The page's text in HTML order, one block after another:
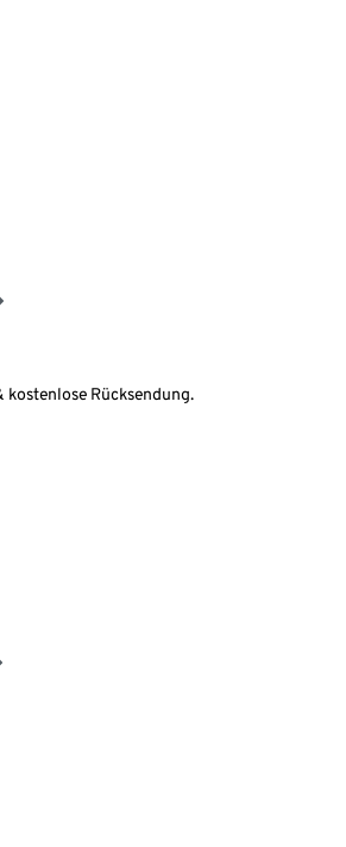
kostenlose Rücksendung.